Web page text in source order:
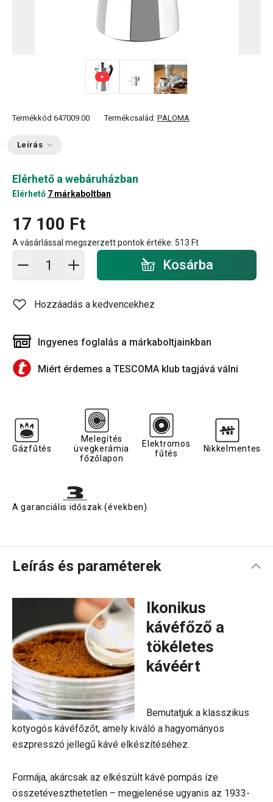
Termékkód 647009.00 Termékcsalád: PALOMA
Leírás
Elérhető a webáruházban
Elérhető 7 márkaboltban
17 100 Ft
A vásárlással megszerzett pontok értéke: 513 Ft
Kosárba - mennyiség Kosárba
Hozzáadás a kedvencekhez
Ingyenes foglalás a márkaboltjainkban
Miért érdemes a TESCOMA klub tagjává válni
Gázfűtés
Melegítés
üvegkerámia
főzőlapon
Elektromos
fűtés
Nikkelmentes
A garanciális időszak (években)
Leírás és paraméterek
Ikonikus
kávéfőző a
tökéletes
kávéért
Bemutatjuk a klasszikus
kotyogós kávéfőzőt, amely kiváló a hagyományos
eszpresszó jellegű kávé elkészítéséhez.
Formája, akárcsak az elkészült kávé pompás íze
összetéveszthetetlen – megjelenése ugyanis az 1933-